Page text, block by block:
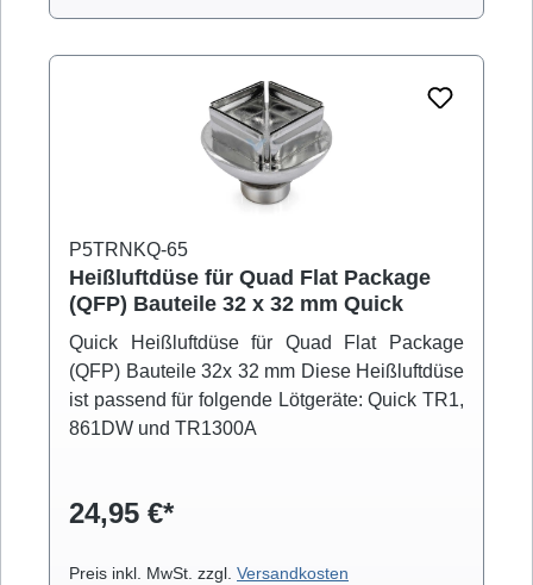
P5TRNKQ-65
Heißluftdüse für Quad Flat Package
(QFP) Bauteile 32 x 32 mm Quick
Quick Heißluftdüse für Quad Flat Package
(QFP) Bauteile 32x 32 mm Diese Heißluftdüse
ist passend für folgende Lötgeräte: Quick TR1,
861DW und TR1300A
24,95 €*
Preis inkl. MwSt. zzgl. Versandkosten